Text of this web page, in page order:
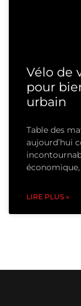
Vélo de
pour
urbain
Table des
aujourd’hui
LIRE PLUS »